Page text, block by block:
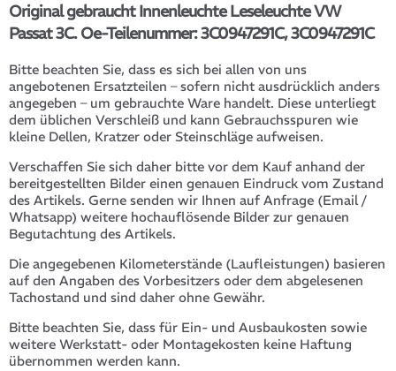
Original gebraucht Innenleuchte Leseleuchte VW
Passat 3C. Oe-Teilenummer: 3C0947291C, 3C0947291C
Bitte beachten Sie, dass es sich bei allen von uns
angebotenen Ersatzteilen – sofern nicht ausdrücklich anders
angegeben – um gebrauchte Ware handelt. Diese unterliegt
dem üblichen Verschleiß und kann Gebrauchsspuren wie
kleine Dellen, Kratzer oder Steinschläge aufweisen.
Verschaffen Sie sich daher bitte vor dem Kauf anhand der
bereitgestellten Bilder einen genauen Eindruck vom Zustand
des Artikels. Gerne senden wir Ihnen auf Anfrage (Email /
Whatsapp) weitere hochauflösende Bilder zur genauen
Begutachtung des Artikels.
Die angegebenen Kilometerstände (Laufleistungen) basieren
auf den Angaben des Vorbesitzers oder dem abgelesenen
Tachostand und sind daher ohne Gewähr.
Bitte beachten Sie, dass für Ein- und Ausbaukosten sowie
weitere Werkstatt- oder Montagekosten keine Haftung
übernommen werden kann.